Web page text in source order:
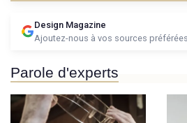
Design Magazine
Ajoutez-nous à vos sources
Parole d'experts